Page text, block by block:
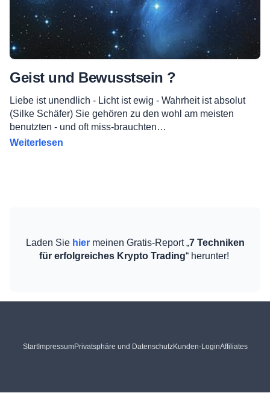
Geist und Bewusstsein ?
Liebe ist unendlich - Licht ist ewig - Wahrheit ist absolut
(Silke Schäfer) Sie gehören zu den wohl am meisten
benutzten - und oft miss-brauchten…
Weiterlesen
Laden Sie hiermeinen Gratis-Report „7 Techniken
für erfolgreiches Krypto Trading“ herunter!
StartImpressumPrivatsphäre und DatenschutzKunden-LoginAffiliates